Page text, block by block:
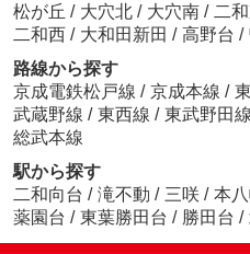
松が丘 / 大穴北 / 大穴南 / 二
二和西 / 大和田新田 / 高野台 /
路線から探す
京成電鉄松戸線 / 京成本線 /
武蔵野線 / 東西線 / 東武野田線
総武本線
駅から探す
二和向台 / 滝不動 / 三咲 / 本
薬園台 / 東葉勝田台 / 勝田台 /